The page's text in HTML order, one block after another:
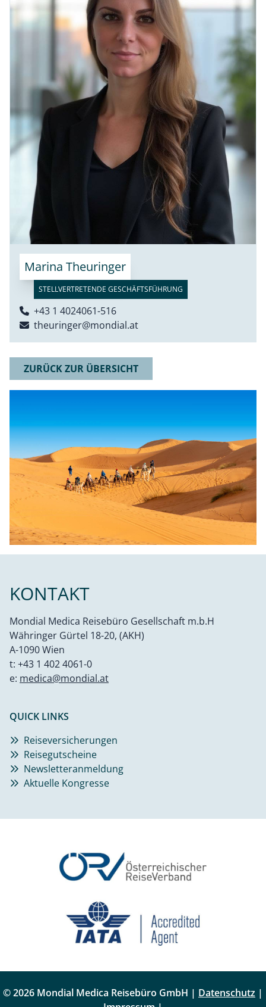
Marina Theuringer
STELLVERTRETENDE GESCHÄFTSFÜHRUNG
+43 1 4024061-516
theuringer@mondial.at
ZURÜCK ZUR ÜBERSICHT
KONTAKT
Mondial Medica Reisebüro Gesellschaft m.b.H
Währinger Gürtel 18-20, (AKH)
A-1090 Wien
t: +43 1 402 4061-0
e: medica@mondial.at
QUICK LINKS
Reiseversicherungen
Reisegutscheine
Newsletteranmeldung
Aktuelle Kongresse
© 2026 Mondial Medica Reisebüro GmbH | Datenschutz |